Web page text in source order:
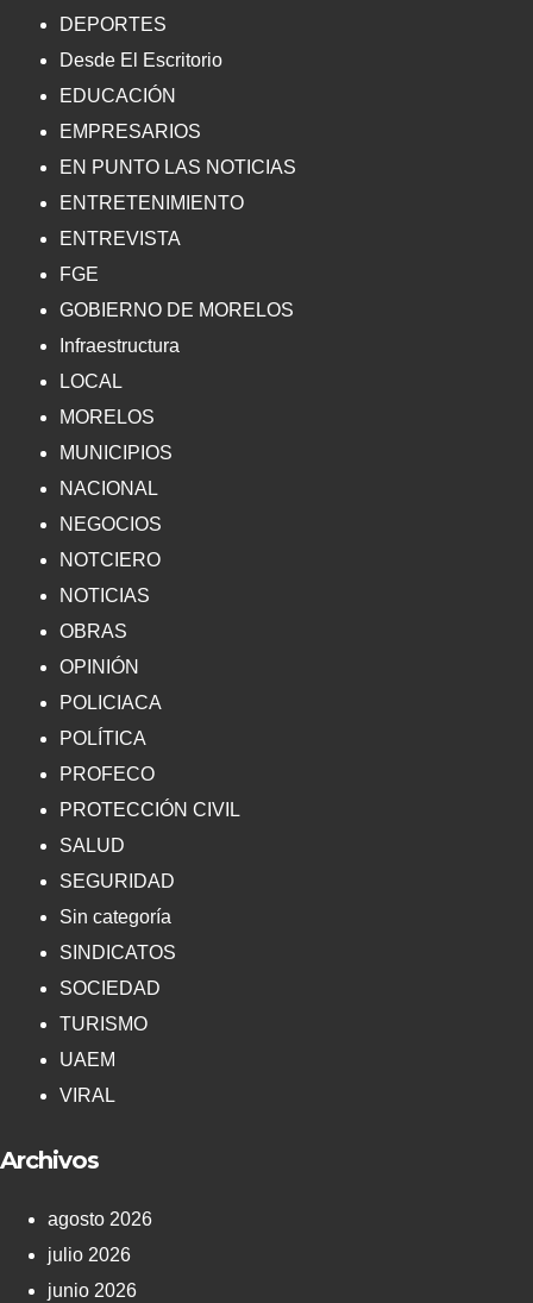
DEPORTES
Desde El Escritorio
EDUCACIÓN
EMPRESARIOS
EN PUNTO LAS NOTICIAS
ENTRETENIMIENTO
ENTREVISTA
FGE
GOBIERNO DE MORELOS
Infraestructura
LOCAL
MORELOS
MUNICIPIOS
NACIONAL
NEGOCIOS
NOTCIERO
NOTICIAS
OBRAS
OPINIÓN
POLICIACA
POLÍTICA
PROFECO
PROTECCIÓN CIVIL
SALUD
SEGURIDAD
Sin categoría
SINDICATOS
SOCIEDAD
TURISMO
UAEM
VIRAL
Archivos
agosto 2026
julio 2026
junio 2026